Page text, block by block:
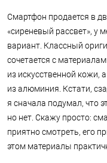
Смартфон продается в
«сиреневый рассвет», у
вариант. Классный
сочетается с
из искусственной
из алюминия. Кстати,
я сначала подумал, что
но нет. Скажу просто:
приятно смотреть, его
этом материалы